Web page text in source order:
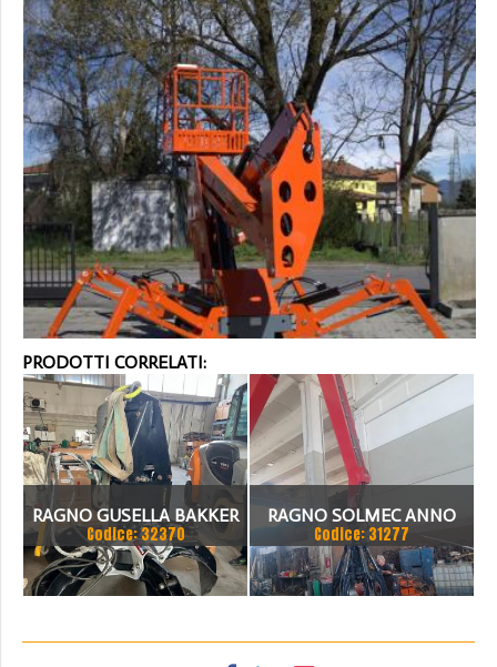
PRODOTTI CORRELATI:
RAGNO GUSELLA BAKKER
SHT 305 PE 1-A1 MATR.
Z8150 MAX LIFT 3 T
Codice: 32370
RAGNO SOLMEC ANNO
2018
Codice: 31277